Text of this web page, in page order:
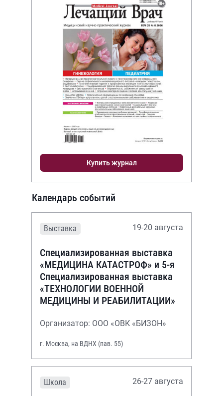
Купить журнал
Календарь событий
Выставка 19-20 августа
Специализированная выставка
«МЕДИЦИНА КАТАСТРОФ» и 5-я
Специализированная выставка
«ТЕХНОЛОГИИ ВОЕННОЙ
МЕДИЦИНЫ И РЕАБИЛИТАЦИИ»
Организатор: ООО «ОВК «БИЗОН»
г. Москва, на ВДНХ (пав. 55)
Школа 26-27 августа